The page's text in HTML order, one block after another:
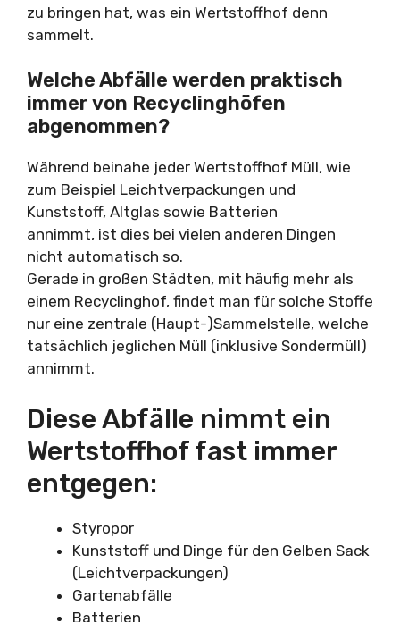
zu bringen hat, was ein Wertstoffhof denn
sammelt.
Welche Abfälle werden praktisch
immer von Recyclinghöfen
abgenommen?
Während beinahe jeder Wertstoffhof Müll, wie
zum Beispiel Leichtverpackungen und
Kunststoff, Altglas sowie Batterien
annimmt, ist dies bei vielen anderen Dingen
nicht automatisch so.
Gerade in großen Städten, mit häufig mehr als
einem Recyclinghof, findet man für solche Stoffe
nur eine zentrale (Haupt-)Sammelstelle, welche
tatsächlich jeglichen Müll (inklusive Sondermüll)
annimmt.
Diese Abfälle nimmt ein
Wertstoffhof fast immer
entgegen:
Styropor
Kunststoff und Dinge für den Gelben Sack
(Leichtverpackungen)
Gartenabfälle
Batterien